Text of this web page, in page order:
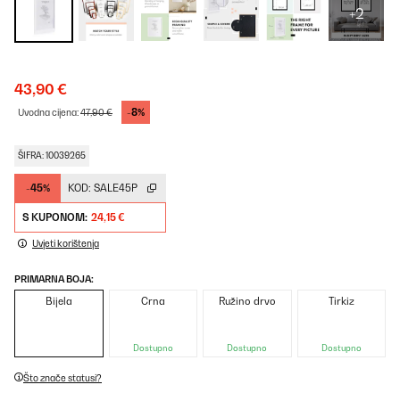
+2
43,90 €
Uvodna cijena:47,90 € -8%
ŠIFRA: 10039265
-45% KOD: SALE45P
S KUPONOM: 24,15 €
Uvjeti korištenja
PRIMARNA BOJA:
Bijela Crna
Dostupno
Ružino drvo
Dostupno
Tirkiz
Dostupno
Što znače statusi?